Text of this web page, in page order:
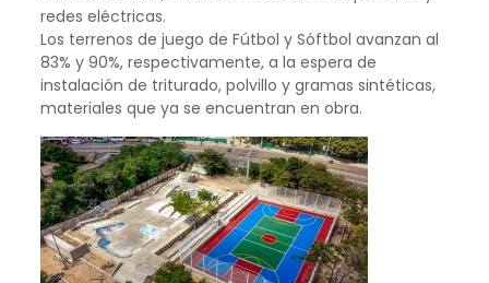
redes eléctricas.
Los terrenos de juego de Fútbol y Sóftbol avanzan al
83% y 90%, respectivamente, a la espera de
instalación de triturado, polvillo y gramas sintéticas,
materiales que ya se encuentran en obra.